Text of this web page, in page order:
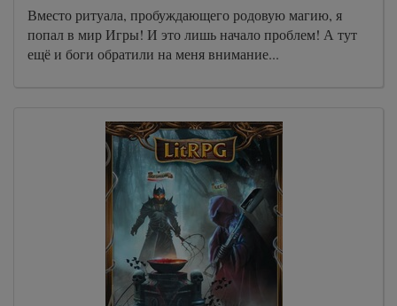
Вместо ритуала, пробуждающего родовую магию, я
попал в мир Игры! И это лишь начало проблем! А тут
ещё и боги обратили на меня внимание...